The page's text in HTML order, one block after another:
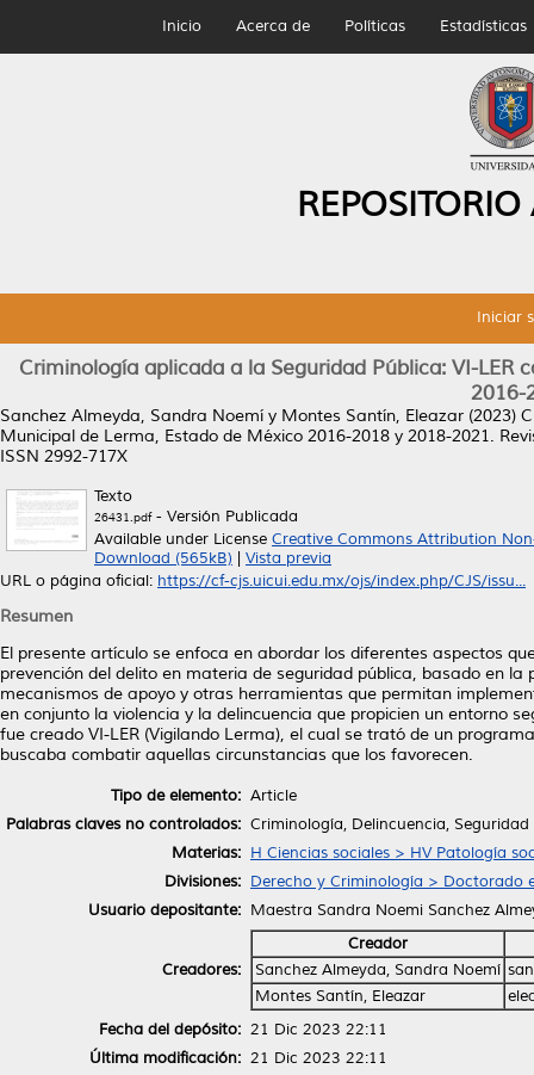
Inicio Acerca de Políticas Estadísticas
Iniciar
Criminología aplicada a la Seguridad Pública: VI-
2016-
Sanchez Almeyda, Sandra Noemí y Montes Santín, Eleazar (2023)
Municipal de Lerma, Estado de México 2016-2018 y 2018-2021.
ISSN 2992-717X
Texto
26431.pdf- Versión Publicada
Available under License Creative Commons Attribution
Download (565kB)
Vista previa
URL o página oficial: https://cf-cjs.uicui.edu.mx/ojs/index.php/CJS/issu...
Resumen
El presente artículo se enfoca en abordar los diferentes aspectos
prevención del delito en materia de seguridad pública, basado en
mecanismos de apoyo y otras herramientas que permitan
en conjunto la violencia y la delincuencia que propicien un entorno
fue creado VI-LER (Vigilando Lerma), el cual se trató de un
buscaba combatir aquellas circunstancias que los favorecen.
Tipo de elemento: Article
Palabras claves no controlados: Criminología, Delincuencia,
Materias: H Ciencias sociales > HV Patología
Divisiones: Derecho y Criminología > Doctorado
Usuario depositante: Maestra Sandra Noemi Sanchez
Creadores:
Creador
Sanchez Almeyda, Sandra Noemí
Montes Santín, Eleazar
Fecha del depósito: 21 Dic 2023 22:11
Última modificación: 21 Dic 2023 22:11